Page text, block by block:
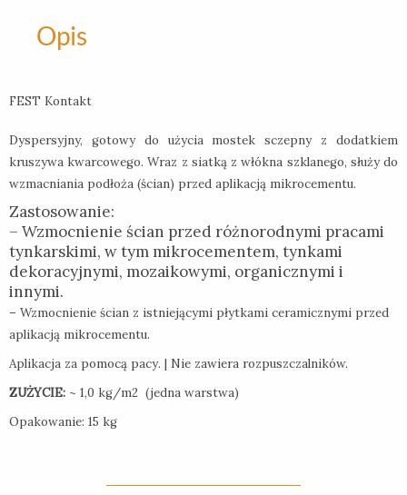
sczepny
Opis
FEST Kontakt
Dyspersyjny, gotowy do użycia mostek sczepny z dodatkiem
kruszywa kwarcowego. Wraz z siatką z włókna szklanego, służy do
wzmacniania podłoża (ścian) przed aplikacją mikrocementu.
Zastosowanie:
– Wzmocnienie ścian przed różnorodnymi pracami
tynkarskimi, w tym mikrocementem, tynkami
dekoracyjnymi, mozaikowymi, organicznymi i
innymi.
– Wzmocnienie ścian z istniejącymi płytkami ceramicznymi przed
aplikacją mikrocementu.
Aplikacja za pomocą pacy. | Nie zawiera rozpuszczalników.
ZUŻYCIE: ~ 1,0 kg/m2 (jedna warstwa)
Opakowanie: 15 kg